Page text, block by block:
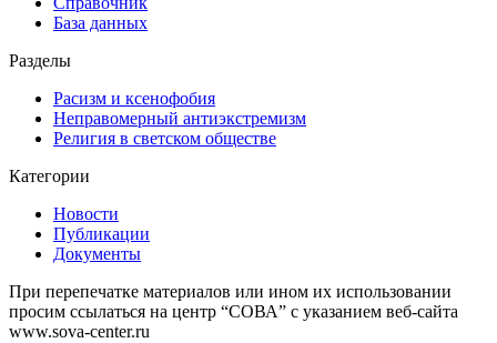
База данных
Разделы
Расизм и ксенофобия
Неправомерный антиэкстремизм
Религия в светском обществе
Категории
Новости
Публикации
Документы
При перепечатке материалов или ином их использовании
просим ссылаться на центр “СОВА” с указанием веб-сайта
www.sova-center.ru